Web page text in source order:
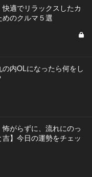
適でリラックスしたカ
のクルマ５選
の内OLになったら何をし
怖がらずに、流れにのっ
】今日の運勢をチェッ